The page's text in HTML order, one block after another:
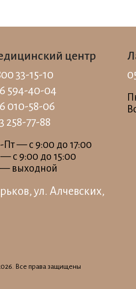
центр
33-15-10
594-40-04
010-58-06
258-77-88
Пт — c 9:00 до 17:00
c 9:00 до 15:00
— выходной
ул. Алчевских,
Все права защищены